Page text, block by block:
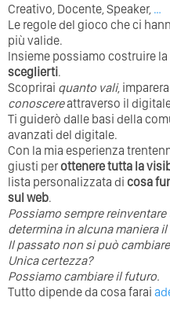
Creativo, Docente, Speaker, …
Le regole del gioco che ci
più valide.
Insieme possiamo costruire
sceglierti.
Scoprirai quanto vali,
conoscereattraverso il
Ti guiderò dalle basi della
avanzati del digitale.
Con la mia esperienza
giusti perottenere tutta la
lista personalizzata di cosa
sul web.
Possiamo sempre
determina in alcuna maniera il
⁣Il passato non si può
Unica certezza?
Possiamo cambiare il futuro.
Tutto dipende da cosa farai